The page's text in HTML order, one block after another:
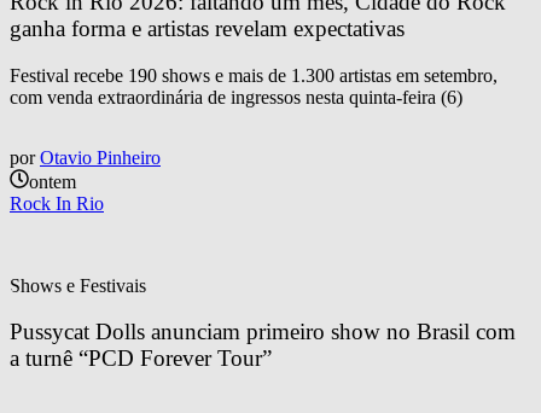
ganha forma e artistas revelam expectativas
Festival recebe 190 shows e mais de 1.300 artistas em setembro,
com venda extraordinária de ingressos nesta quinta-feira (6)
por Otavio Pinheiro
ontem
Rock In Rio
Shows e Festivais
Pussycat Dolls anunciam primeiro show no Brasil com
a turnê “PCD Forever Tour”